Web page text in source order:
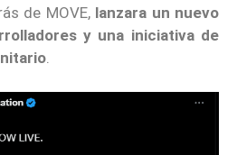
de MOVE, lanzara un nuevo
y una iniciativa de